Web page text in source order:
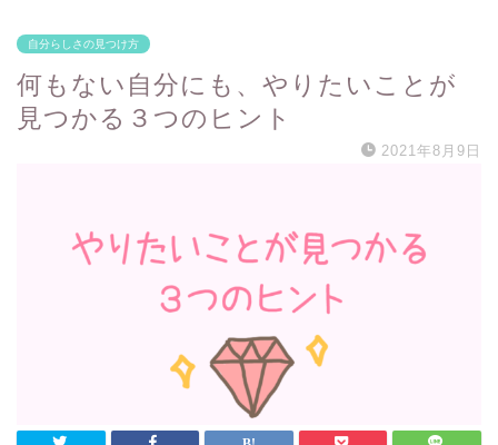
自分らしさの見つけ方
何もない自分にも、やりたいことが
見つかる３つのヒント
2021年8月9日